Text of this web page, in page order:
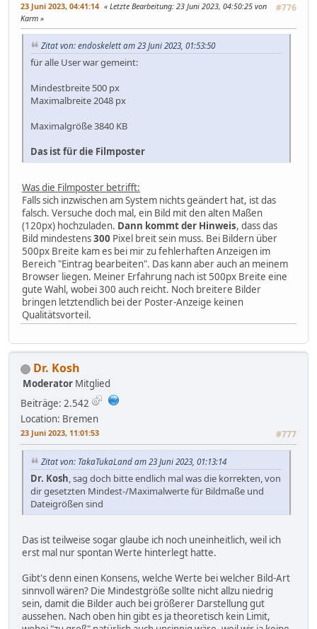
23 Juni 2023, 04:41:14 #776
Letzte Bearbeitung: 23 Juni 2023, 04:50:25 von
Karm
Zitat von: endoskelett am 23 Juni 2023, 01:53:50
für alle User war gemeint:
Mindestbreite 500 px
Maximalbreite 2048 px
Maximalgröße 3840 KB
Das ist für die Filmposter
Was die Filmposter betrifft:
Falls sich inzwischen am System nichts geändert hat, ist das
falsch. Versuche doch mal, ein Bild mit den alten Maßen
(120px) hochzuladen. Dann kommt der Hinweis, dass das
Bild mindestens300 Pixel breit sein muss. Bei Bildern über
500px Breite kam es bei mir zu fehlerhaften Anzeigen im
Bereich "Eintrag bearbeiten". Das kann aber auch an meinem
Browser liegen. Meiner Erfahrung nach ist 500px Breite eine
gute Wahl, wobei 300 auch reicht. Noch breitere Bilder
bringen letztendlich bei der Poster-Anzeige keinen
Qualitätsvorteil.
Dr. Kosh
Moderator Mitglied
Beiträge: 2.542
Location: Bremen
23 Juni 2023, 11:01:53 #777
Zitat von: TakaTukaLand am 23 Juni 2023, 01:13:14
Dr. Kosh, sag doch bitte endlich mal was die korrekten, von
dir gesetzten Mindest-/Maximalwerte für Bildmaße und
Dateigrößen sind
Das ist teilweise sogar glaube ich noch uneinheitlich, weil ich
erst mal nur spontan Werte hinterlegt hatte.
Gibt's denn einen Konsens, welche Werte bei welcher Bild-Art
sinnvoll wären? Die Mindestgröße sollte nicht allzu niedrig
sein, damit die Bilder auch bei größerer Darstellung gut
aussehen. Nach oben hin gibt es ja theoretisch kein Limit,